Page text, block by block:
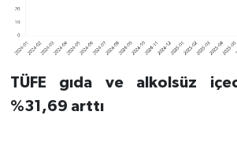
TÜFE gıda ve alkolsüz
%31,69 arttı